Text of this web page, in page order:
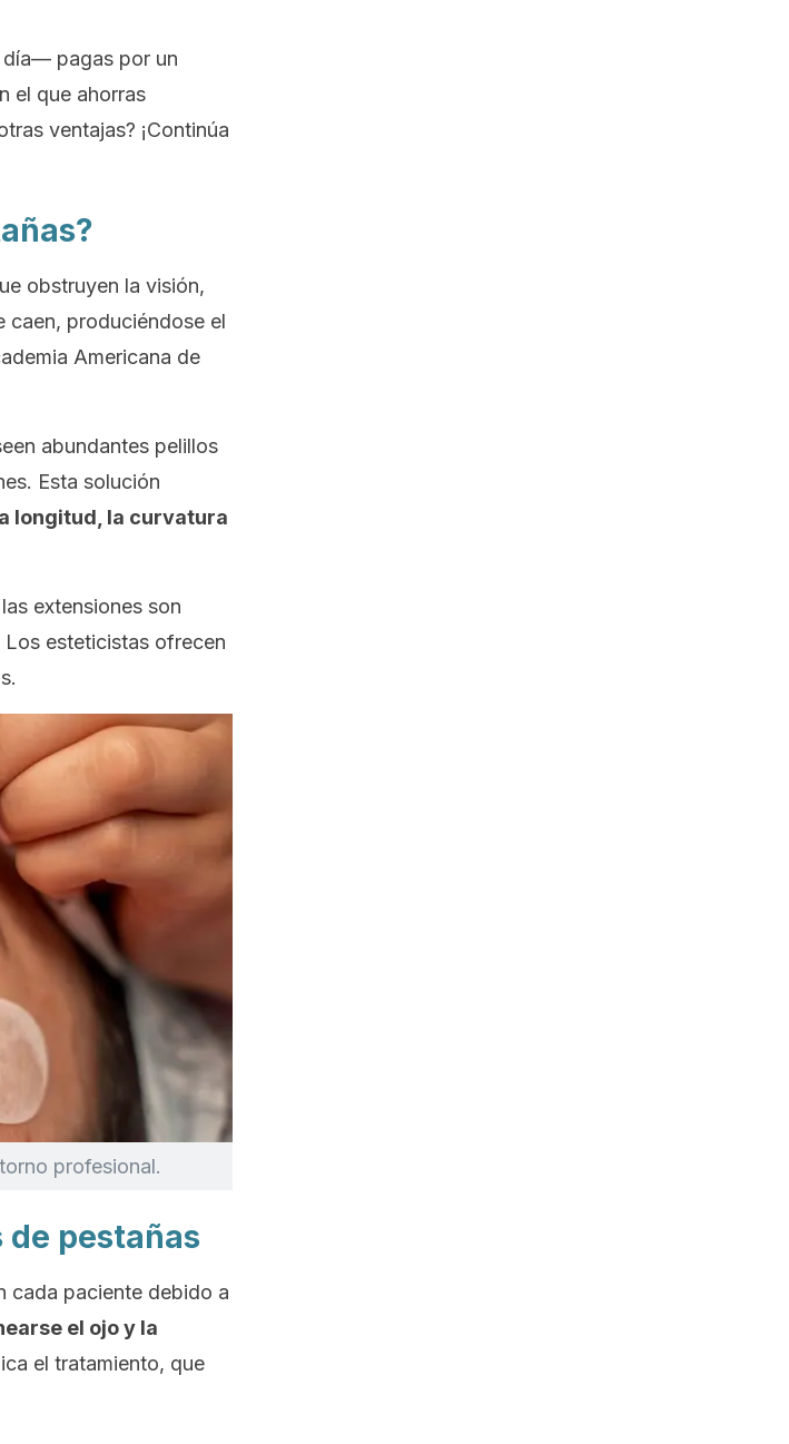
pagas por un
el que ahorras
ventajas? ¡Continúa
obstruyen la visión,
caen, produciéndose el
Americana de
abundantes pelillos
Esta solución
longitud, la curvatura
extensiones son
Los esteticistas ofrecen
profesional.
de pestañas
cada paciente debido a
el ojo y la
el tratamiento, que